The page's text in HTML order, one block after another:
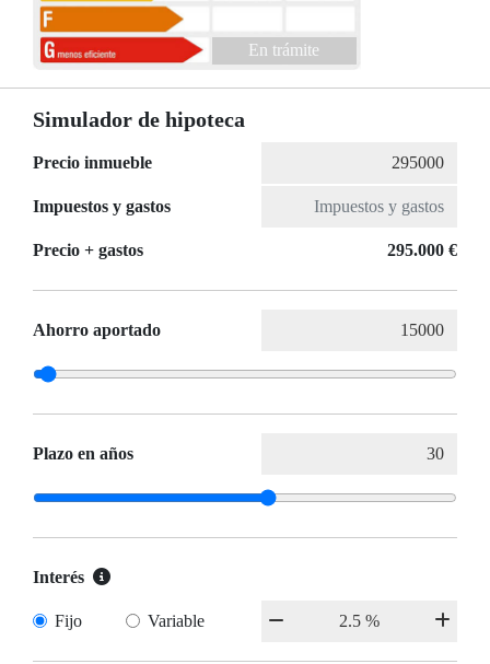
En trámite
Simulador de hipoteca
Precio inmueble
Impuestos y gastos
Precio + gastos 295.000 €
Ahorro aportado
Plazo en años
Interés
Fijo Variable